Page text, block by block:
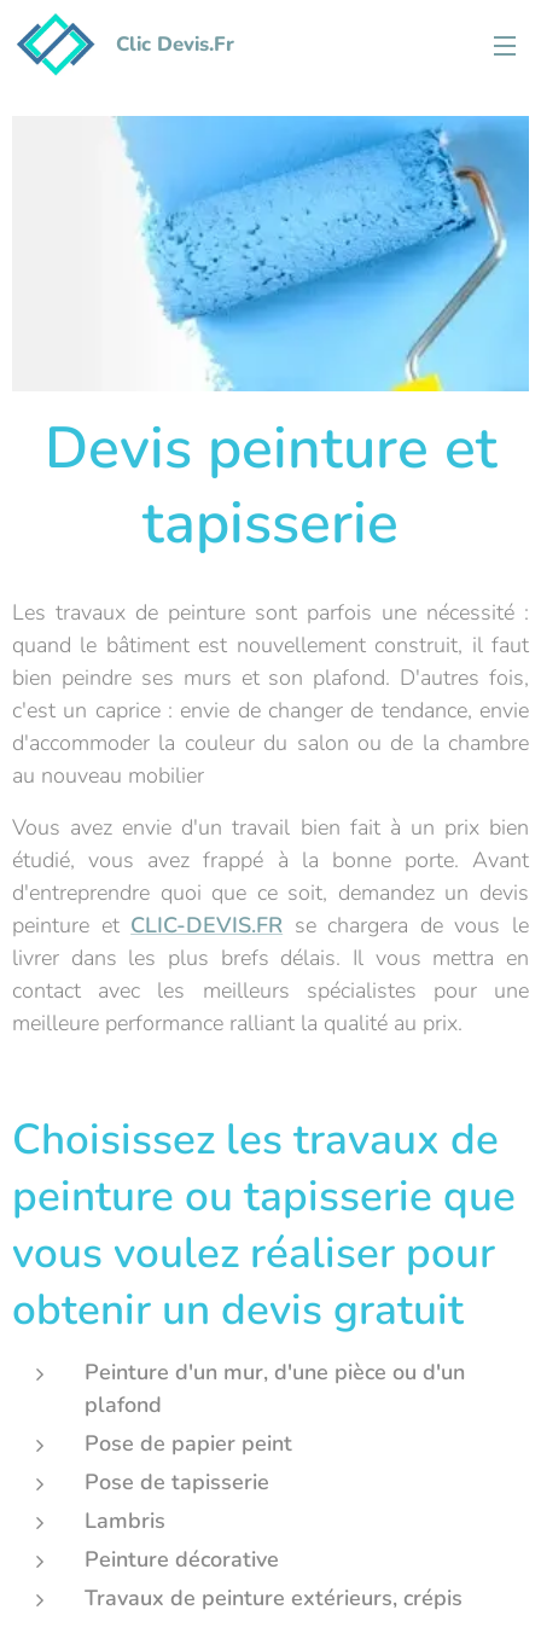
Clic Devis.Fr
Devis peinture et
tapisserie
Les travaux de peinture sont parfois une nécessité :
quand le bâtiment est nouvellement construit, il faut
bien peindre ses murs et son plafond. D'autres fois,
c'est un caprice : envie de changer de tendance, envie
d'accommoder la couleur du salon ou de la chambre
au nouveau mobilier
Vous avez envie d'un travail bien fait à un prix bien
étudié, vous avez frappé à la bonne porte. Avant
d'entreprendre quoi que ce soit, demandez un devis
peinture et CLIC-DEVIS.FR se chargera de vous le
livrer dans les plus brefs délais. Il vous mettra en
contact avec les meilleurs spécialistes pour une
meilleure performance ralliant la qualité au prix.
Choisissez les travaux de
peinture ou tapisserie que
vous voulez réaliser pour
obtenir un devis gratuit
Peinture d'un mur, d'une pièce ou d'un
plafond
Pose de papier peint
Pose de tapisserie
Lambris
Peinture décorative
Travaux de peinture extérieurs, crépis